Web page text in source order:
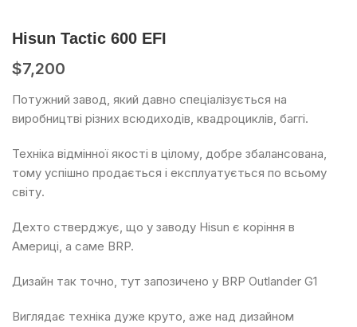
Hisun Tactic 600 EFI
$7,200
Потужний завод, який давно спеціалізується на
виробництві різних всюдиходів, квадроциклів, баггі.
Техніка відмінної якості в цілому, добре збалансована,
тому успішно продається і експлуатується по всьому
світу.
Дехто стверджує, що у заводу Hisun є коріння в
Америці, а саме BRP.
Дизайн так точно, тут запозичено у BRP Outlander G1
Виглядає техніка дуже круто, аже над дизайном